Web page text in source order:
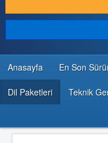
KEŞFET & ÖĞREN
TOPLULUK & DESTEK
GELIŞTIRICI KAYNAKLARI
Anasayfa En Son
Dil Paketleri Teknik